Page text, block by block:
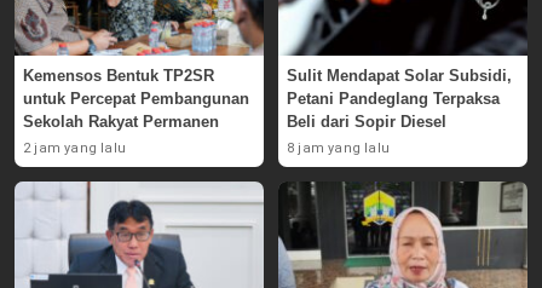
Kemensos Bentuk TP2SR
untuk Percepat Pembangunan
Sekolah Rakyat Permanen
2 jam yang lalu
Sulit Mendapat Solar Subsidi,
Petani Pandeglang Terpaksa
Beli dari Sopir Diesel
8 jam yang lalu